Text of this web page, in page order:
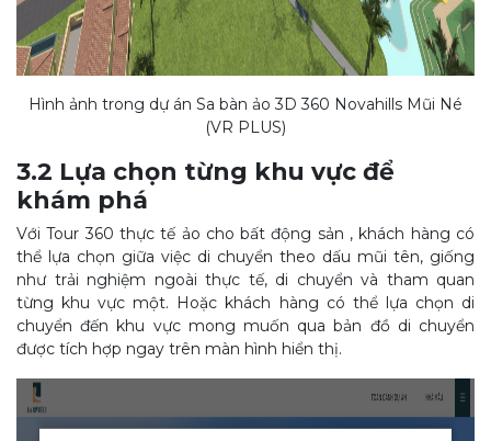
Hình ảnh trong dự án Sa bàn ảo 3D 360 Novahills Mũi Né
(VR PLUS)
3.2 Lựa chọn từng khu vực để
khám phá
Với Tour 360 thực tế ảo cho bất động sản , khách hàng có
thể lựa chọn giữa việc di chuyển theo dấu mũi tên, giống
như trải nghiệm ngoài thực tế, di chuyển và tham quan
từng khu vực một. Hoặc khách hàng có thể lựa chọn di
chuyển đến khu vực mong muốn qua bản đồ di chuyển
được tích hợp ngay trên màn hình hiển thị.